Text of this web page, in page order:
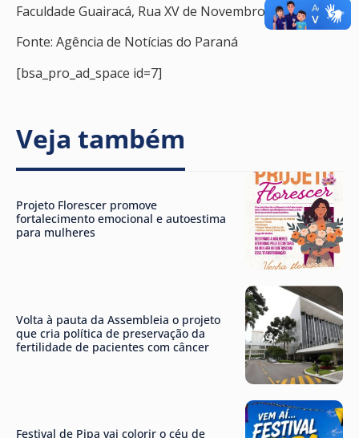
Faculdade Guairacá, Rua XV de Novembro, 7050
Fonte: Agência de Notícias do Paraná
[bsa_pro_ad_space id=7]
Veja também
Projeto Florescer promove
fortalecimento emocional e autoestima
para mulheres
Volta à pauta da Assembleia o projeto
que cria política de preservação da
fertilidade de pacientes com câncer
Festival de Pipa vai colorir o céu de